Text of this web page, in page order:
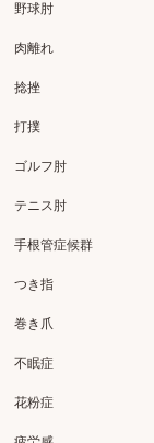
野球肘
肉離れ
捻挫
打撲
ゴルフ肘
テニス肘
手根管症候群
つき指
巻き爪
不眠症
花粉症